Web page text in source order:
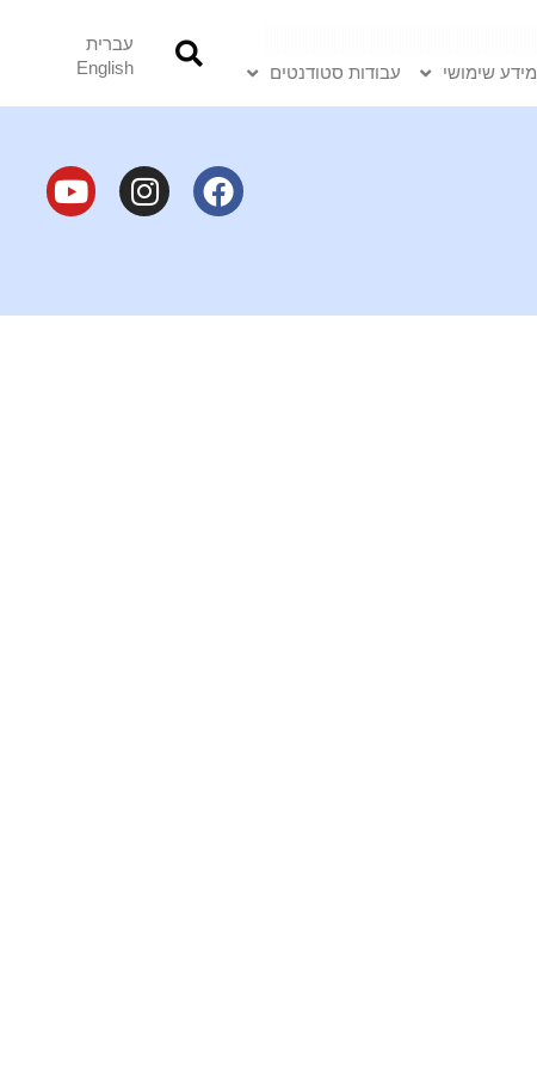
מידע שימושי עבודות סטודנטים
עברית
English